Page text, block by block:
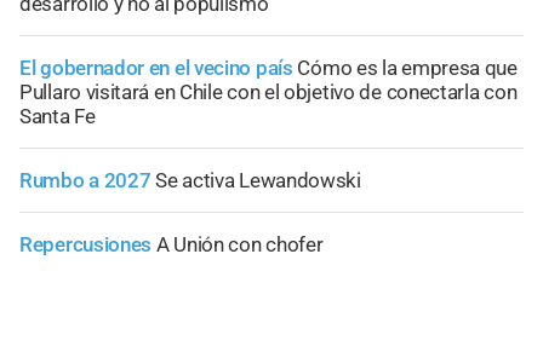
El gobernador en el vecino país Cómo es la empresa que
Pullaro visitará en Chile con el objetivo de conectarla con
Santa Fe
Rumbo a 2027 Se activa Lewandowski
Repercusiones A Unión con chofer